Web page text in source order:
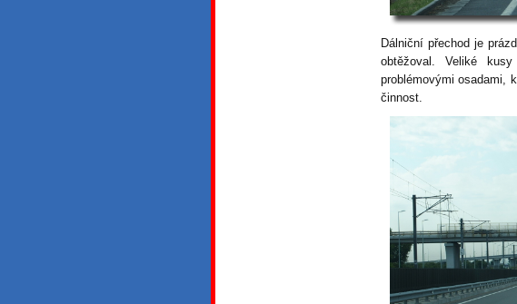
Dálniční přechod je
obtěžoval. Veliké
problémovými osadami,
činnost.